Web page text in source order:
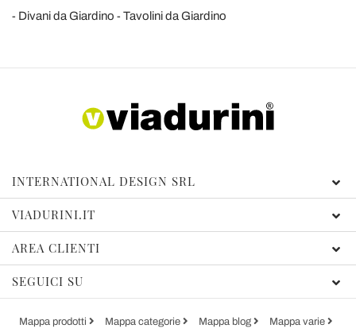
Divani da Giardino
Tavolini da Giardino
INTERNATIONAL DESIGN SRL
VIADURINI.IT
AREA CLIENTI
SEGUICI SU
Mappa prodotti Mappa categorie Mappa blog Mappa varie